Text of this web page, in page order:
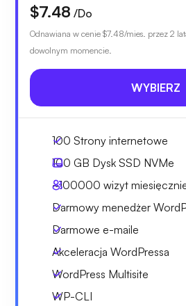
$7.48 /Do
Odnawiana w cenie $7.48/mies. przez 2
dowolnym momencie.
WYBIERZ
100 Strony internetowe
100 GB Dysk SSD NVMe
~100000 wizyt
Darmowy menedżer
Darmowe e-maile
Akceleracja WordPressa
WordPress Multisite
WP-CLI